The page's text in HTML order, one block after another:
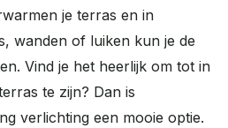
je terras en in
wanden of luiken kun je de
Vind je het heerlijk om tot in
te zijn? Dan is
verlichting een mooie optie.